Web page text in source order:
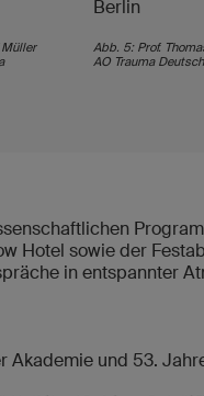
Abb. 5: Prof.
AO Trauma
Hotel sowie der
in entspannter